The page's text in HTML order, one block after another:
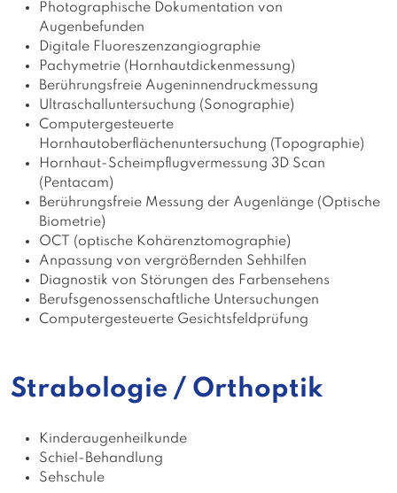
Photographische Dokumentation von
Augenbefunden
Digitale Fluoreszenzangiographie
Pachymetrie (Hornhautdickenmessung)
Berührungsfreie Augeninnendruckmessung
Ultraschalluntersuchung (Sonographie)
Computergesteuerte
Hornhautoberflächenuntersuchung (Topographie)
Hornhaut-Scheimpflugvermessung 3D Scan
(Pentacam)
Berührungsfreie Messung der Augenlänge (Optische
Biometrie)
OCT (optische Kohärenztomographie)
Anpassung von vergrößernden Sehhilfen
Diagnostik von Störungen des Farbensehens
Berufsgenossenschaftliche Untersuchungen
Computergesteuerte Gesichtsfeldprüfung
Strabologie / Orthoptik
Kinderaugenheilkunde
Schiel-Behandlung
Sehschule